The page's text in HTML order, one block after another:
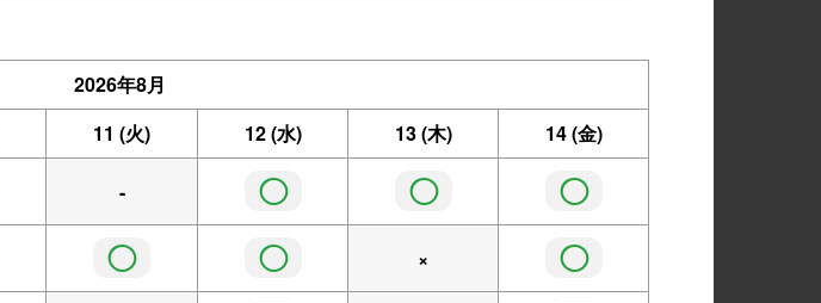
2026年8月
11 (火) 12(水) 13(木) 14(金)
- ◯ ◯ ◯
◯ ◯ × ◯